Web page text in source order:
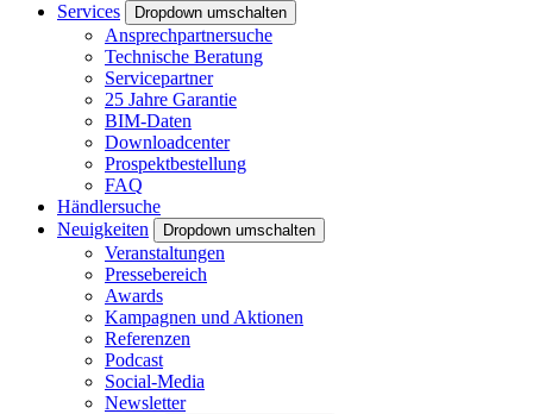
Services
Dropdown umschalten
Ansprechpartnersuche
Technische Beratung
Servicepartner
25 Jahre Garantie
BIM-Daten
Downloadcenter
Prospektbestellung
FAQ
Händlersuche
Neuigkeiten
Dropdown umschalten
Veranstaltungen
Pressebereich
Awards
Kampagnen und Aktionen
Referenzen
Podcast
Social-Media
Newsletter